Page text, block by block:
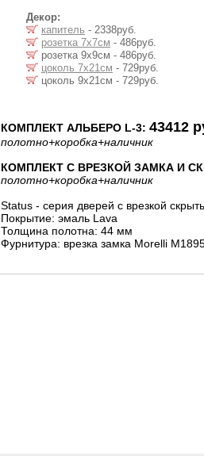
Декор:
капитель - 2338руб.
розетка 7х7см - 486руб.
розетка 9х9см - 486руб.
цоколь 7х21см - 729руб.
цоколь 9х21см - 729руб.
КОМПЛЕКТ АЛЬБЕРО L-3: 43412
полотно+коробка+наличник
КОМПЛЕКТ С ВРЕЗКОЙ ЗАМКА И
полотно+коробка+наличник
Status - серия дверей с врезкой
Покрытие: эмаль Lava
Толщина полотна: 44 мм
Фурнитура: врезка замка Morelli